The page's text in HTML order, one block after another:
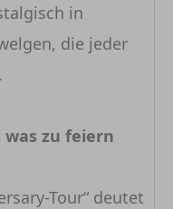
in
die jeder
was zu feiern
Tour“ deutet